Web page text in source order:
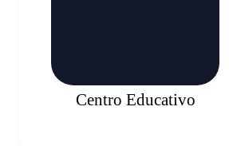
Centro Educativo